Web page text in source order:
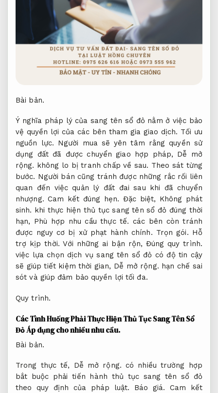
Bài bản.
Ý nghĩa pháp lý của sang tên sổ đỏ nằm ở việc bảo
vệ quyền lợi của các bên tham gia giao dịch. Tối ưu
nguồn lực. Người mua sẽ yên tâm rằng quyền sử
dụng đất đã được chuyển giao hợp pháp, Dễ mở
rộng. không lo bị tranh chấp về sau. Theo sát từng
bước. Người bán cũng tránh được những rắc rối liên
quan đến việc quản lý đất đai sau khi đã chuyển
nhượng.Cam kết đúng hẹn. Đặc biệt, Không phát
sinh. khi thực hiện thủ tục sang tên sổ đỏ đúng thời
hạn, Phù hợp nhu cầu thực tế. các bên còn tránh
được nguy cơ bị xử phạt hành chính. Trọn gói. Hỗ
trợ kịp thời. Với những ai bận rộn, Đúng quy trình.
việc lựa chọn dịch vụ sang tên sổ đỏ có độ tin cậy
sẽ giúp tiết kiệm thời gian, Dễ mở rộng. hạn chế sai
sót và giúp đảm bảo quyền lợi tối đa.
Quy trình.
Các Tình Huống Phải Thực Hiện Thủ Tục Sang Tên Sổ
ĐỏÁp dụng cho nhiều nhu cầu.
Bài bản.
Trong thực tế, Dễ mở rộng. có nhiều trường hợp
bắt buộc phải tiến hành thủ tục sang tên sổ đỏ
theo quy định của pháp luật. Báo giá.
Cam kết